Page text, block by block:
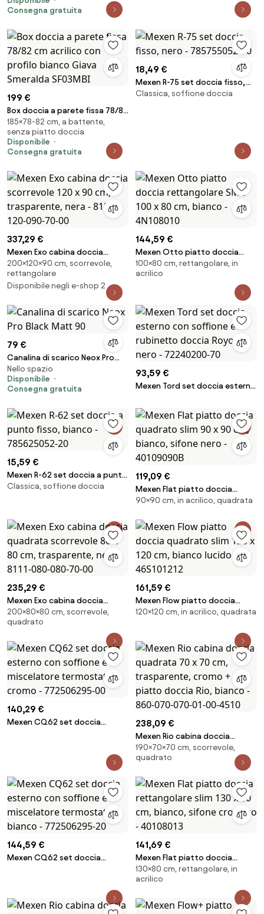
Consegna gratuita
199 €
Box doccia a parete fissa 78/82
cm acrilico con profilo bianco
Giava Smeralda SF03MBI
185×78-82 cm, a battente,
senza piatto doccia
Disponibile
Consegna gratuita
18,49 €
Mexen R-75 set doccia fisso,
nero - 785755052-70
Classica, soffione doccia
337,29 €
Mexen Exo cabina doccia
scorrevole 120 x 90 cm,
trasparente, nera - 8151-120-
090-70-00
200×120×90 cm, scorrevole,
rettangolare
Disponibile negli e-shop 2
144,59 €
Mexen Otto piatto doccia
rettangolare SMC 100 x 80 cm,
bianco - 4N108010
100×80 cm, rettangolare, in
acrilico
79 €
Canalina di scarico Neox Pro
Black Matt 90
Nello spazio
Disponibile
Consegna gratuita
93,59 €
Mexen Tord set doccia esterno
doccia Royo, nero - 72240200-
15,59 €
Mexen R-62 set doccia a punto
fisso, bianco - 785625052-20
Classica, soffione doccia
119,09 €
Mexen Flat piatto doccia
quadrato slim 90 x 90 cm,
40109090B
90×90 cm, in acrilico, quadrata
235,29 €
Mexen Exo cabina doccia
quadrata scorrevole 80 x 80
cm, trasparente, nera - 8111-
200×80×80 cm, scorrevole,
quadrato
161,59 €
Mexen Flow piatto doccia
quadrato slim 120 x 120 cm,
120×120 cm, in acrilico, quadrata
140,29 €
Mexen CQ62 set doccia
238,09 €
Mexen Rio cabina doccia
quadrata 70 x 70 cm,
trasparente, cromo + piatto
doccia Rio, bianco - 860-070-
070-01-00-4510
190×70×70 cm, scorrevole,
quadrato
144,59 €
Mexen CQ62 set doccia
141,69 €
Mexen Flat piatto doccia
rettangolare slim 130 x 80 cm,
bianco, sifone cromato -
130×80 cm, rettangolare, in
acrilico